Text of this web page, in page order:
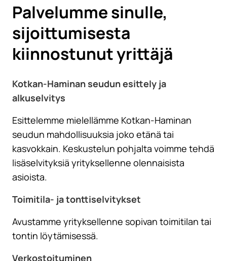
Palvelumme sinulle,
sijoittumisesta
kiinnostunut yrittäjä
Kotkan-Haminan seudun esittely ja
alkuselvitys
Esittelemme mielellämme Kotkan-Haminan
seudun mahdollisuuksia joko etänä tai
kasvokkain. Keskustelun pohjalta voimme tehdä
lisäselvityksiä yrityksellenne olennaisista
asioista.
Toimitila- ja tonttiselvitykset
Avustamme yrityksellenne sopivan toimitilan tai
tontin löytämisessä.
Verkostoituminen